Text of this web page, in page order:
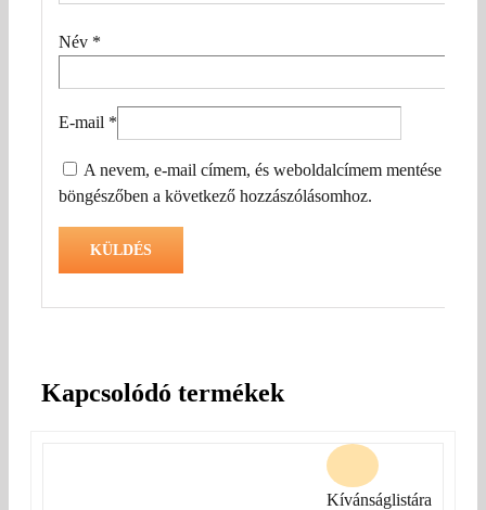
Név *
E-mail *
A nevem, e-mail címem, és weboldalcímem mentése a
böngészőben a következő hozzászólásomhoz.
Kapcsolódó termékek
Kívánságlistára